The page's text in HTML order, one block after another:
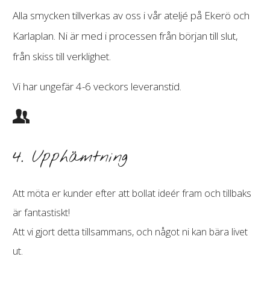
Alla smycken tillverkas av oss i vår ateljé på Ekerö och
Karlaplan. Ni är med i processen från början till slut,
från skiss till verklighet.
Vi har ungefär 4-6 veckors leveranstid.
4. Upphämtning
Att möta er kunder efter att bollat ideér fram och tillbaks
är fantastiskt!
Att vi gjort detta tillsammans, och något ni kan bära livet
ut.